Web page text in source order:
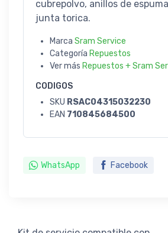
cubrepolvo, anillos de
junta torica.
Marca Sram Service
Categoría Repuestos
Ver más Repuestos + Sram
CODIGOS
SKU RSAC04315032230
EAN 710845684500
WhatsApp Facebook